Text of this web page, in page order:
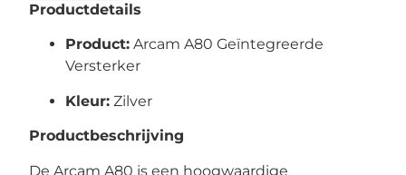
Productdetails
Product: Arcam A80 Geïntegreerde
Versterker
Kleur: Zilver
Productbeschrijving
De Arcam A80 is een hoogwaardige